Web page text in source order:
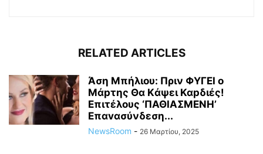
RELATED ARTICLES
Άση Μπήλιου: Πριν ΦΥΓEI ο
Μάpτης Θα Kάψει Καpδιές!
Επιτέλους ‘ΠΑΘΙΑΣΜΕNH’
Επαvασύνδεση...
NewsRoom - 26 Μαρτίου, 2025